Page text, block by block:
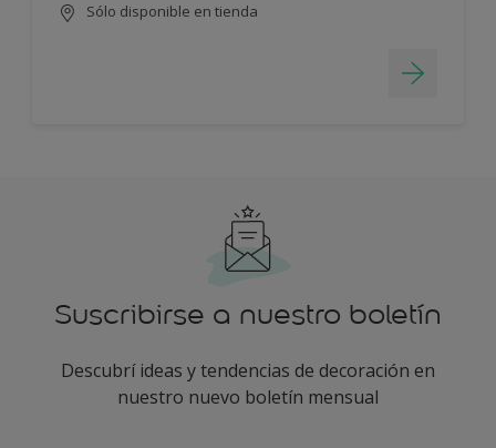
Sólo disponible en tienda
Suscribirse a nuestro boletín
Descubrí ideas y tendencias de decoración en
nuestro nuevo boletín mensual